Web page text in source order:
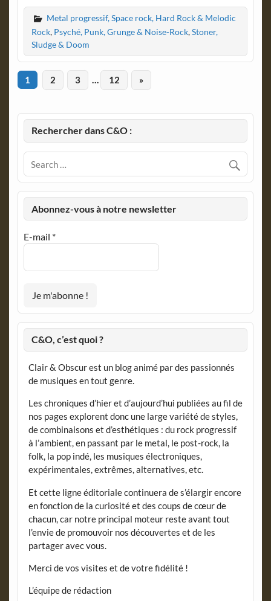
Metal progressif, Space rock, Hard Rock & Melodic
Rock, Psyché, Punk, Grunge & Noise-Rock,Stoner,
Sludge & Doom
1 2 3 … 12 »
Rechercher dans C&O :
Abonnez-vous à notre newsletter
E-mail *
C&O, c’est quoi ?
Clair & Obscur est un blog animé par des passionnés
de musiques en tout genre.
Les chroniques d’hier et d’aujourd’hui publiées au fil de
nos pages explorent donc une large variété de styles,
de combinaisons et d’esthétiques : du rock progressif
à l’ambient, en passant par le metal, le post-rock, la
folk, la pop indé, les musiques électroniques,
expérimentales, extrêmes, alternatives, etc.
Et cette ligne éditoriale continuera de s’élargir encore
en fonction de la curiosité et des coups de cœur de
chacun, car notre principal moteur reste avant tout
l’envie de promouvoir nos découvertes et de les
partager avec vous.
Merci de vos visites et de votre fidélité !
L’équipe de rédaction